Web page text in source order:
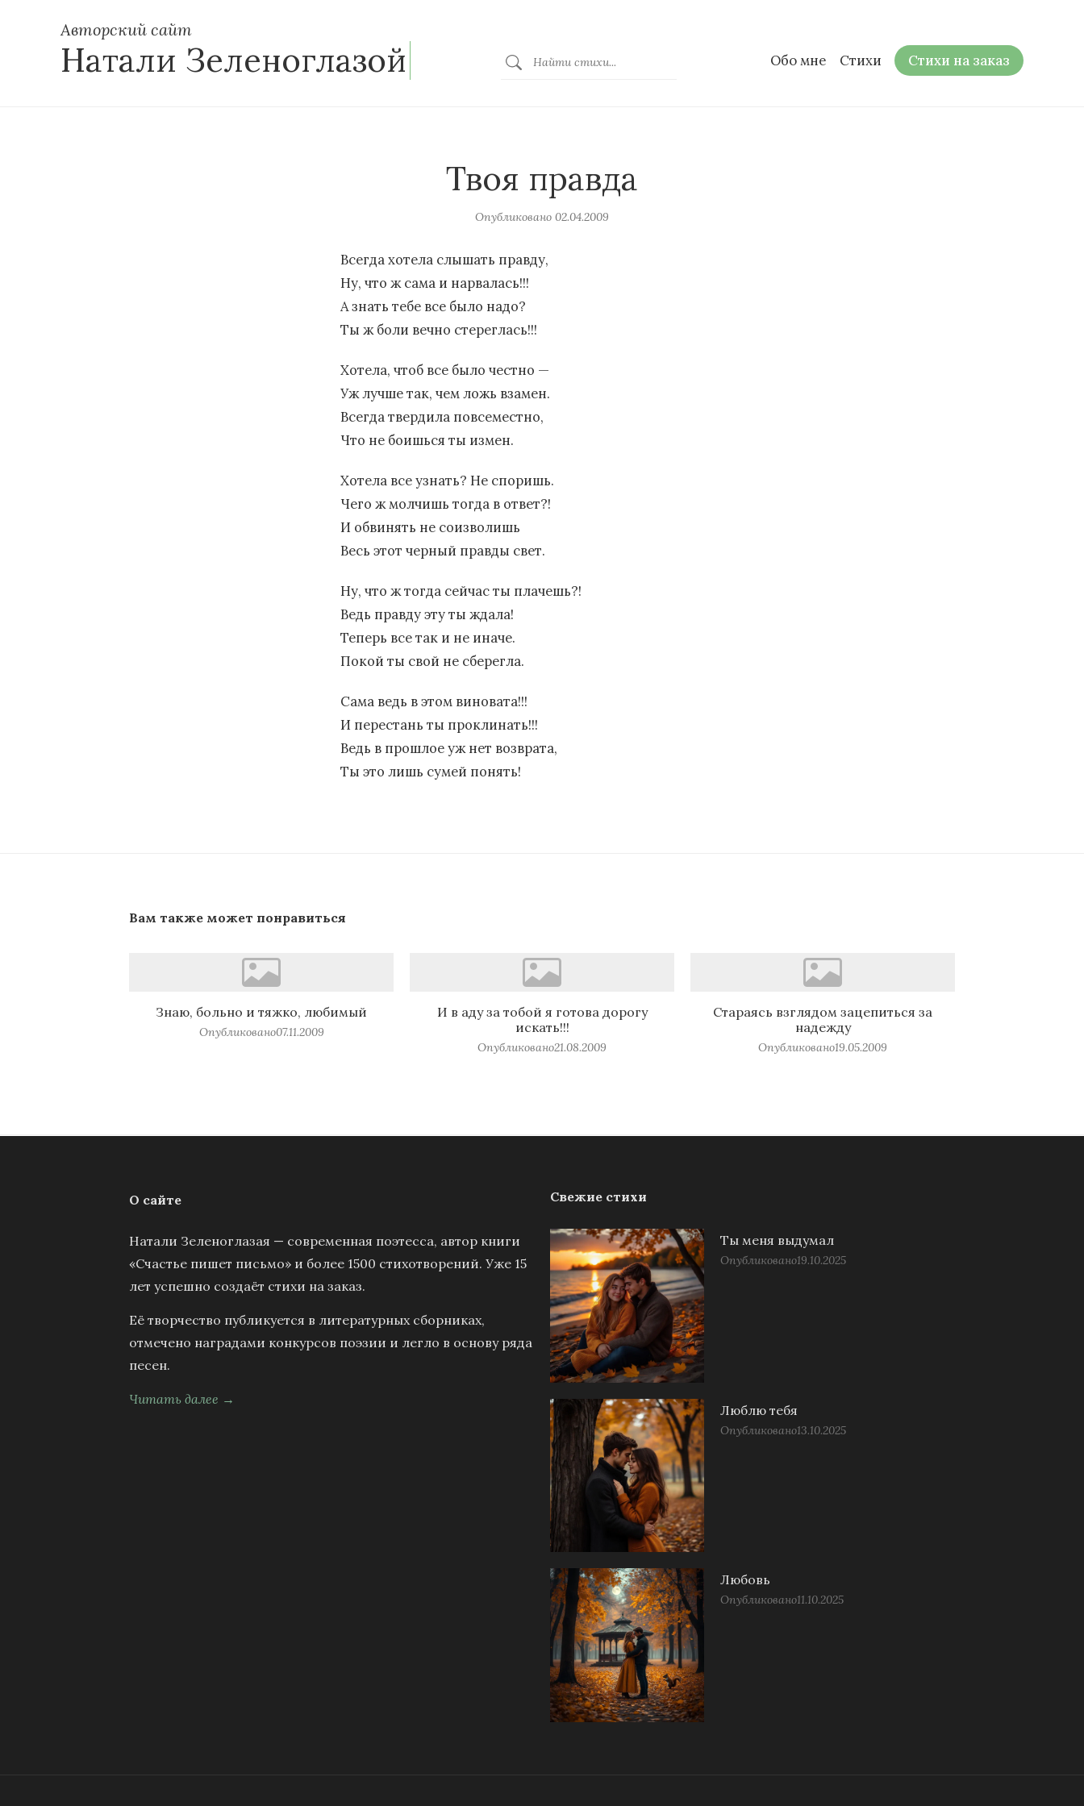
Авторский сайт
Натали Зеленоглазой Обо мне Стихи Стихи на заказ
Твоя правда
Опубликовано 02.04.2009
Всегда хотела слышать правду,
Ну, что ж сама и нарвалась!!!
А знать тебе все было надо?
Ты ж боли вечно стереглась!!!
Хотела, чтоб все было честно —
Уж лучше так, чем ложь взамен.
Всегда твердила повсеместно,
Что не боишься ты измен.
Хотела все узнать? Не споришь.
Чего ж молчишь тогда в ответ?!
И обвинять не соизволишь
Весь этот черный правды свет.
Ну, что ж тогда сейчас ты плачешь?!
Ведь правду эту ты ждала!
Теперь все так и не иначе.
Покой ты свой не сберегла.
Сама ведь в этом виновата!!!
И перестань ты проклинать!!!
Ведь в прошлое уж нет возврата,
Ты это лишь сумей понять!
Вам также может понравиться
Знаю, больно и тяжко, любимый
Опубликовано07.11.2009
И в аду за тобой я готова дорогу
искать!!!
Опубликовано21.08.2009
Стараясь взглядом зацепиться за
надежду
Опубликовано19.05.2009
О сайте
Натали Зеленоглазая — современная поэтесса, автор книги
«Счастье пишет письмо» и более 1500 стихотворений. Уже 15
лет успешно создаёт стихи на заказ.
Её творчество публикуется в литературных сборниках,
отмечено наградами конкурсов поэзии и легло в основу ряда
песен.
Читать далее →
Свежие стихи
Ты меня выдумал
Опубликовано19.10.2025
Люблю тебя
Опубликовано13.10.2025
Любовь
Опубликовано11.10.2025